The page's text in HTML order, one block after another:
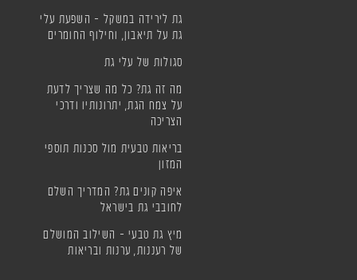
גת לירידה במשקל – השפעת עלי
גת על תיאבון, וחילוף החומרים
סגולות של עלי גת
מה זה גת? כל מה שצריך לדעת
על צמח הגת, יתרונותיו ודרכי
הצריכה
בריאות טבעית מול סכנות תוספי
המזון
איפה קונים גת? המדריך השלם
לחובבי גת בישראל
מיץ גת טבעי – השילוב המושלם
של רעננות, ערנות ובריאות